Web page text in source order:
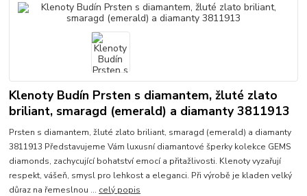
Klenoty Budín Prsten s diamantem, žluté zlato
briliant, smaragd (emerald) a diamanty 3811913
Prsten s diamantem, žluté zlato briliant, smaragd (emerald) a diamanty
3811913 Představujeme Vám luxusní diamantové šperky kolekce GEMS
diamonds, zachycující bohatství emocí a přitažlivosti. Klenoty vyzařují
respekt, vášeň, smysl pro lehkost a eleganci. Při výrobě je kladen velký
důraz na řemeslnou ... celý popis